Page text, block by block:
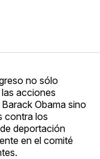
no sólo
acciones
Obama sino
contra los
deportación
en el comité